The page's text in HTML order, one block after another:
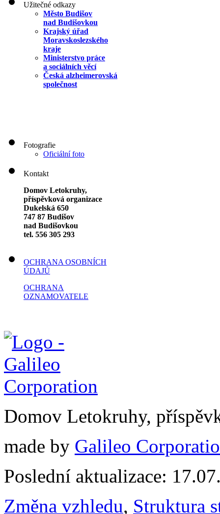
Užitečné odkazy
Město Budišov
nad Budišovkou
Krajský úřad
Moravskoslezského
kraje
Ministerstvo práce
a sociálních věcí
Česká alzheimerovská
společnost
Fotografie
Oficiální foto
Kontakt
Domov Letokruhy,
příspěvková organizace
Dukelská 650
747 87 Budišov
nad Budišovkou
tel. 556 305 293
OCHRANA OSOBNÍCH
ÚDAJŮ
OCHRANA
OZNAMOVATELE
Domov Letokruhy,
made by Galileo
Poslední aktualizace:
Změna vzhledu, Struktura